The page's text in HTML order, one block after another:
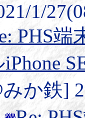
1/
PHS
iPhone
みか鉄]